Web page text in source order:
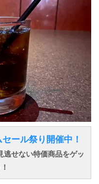
ール祭り開催中！
せない特価商品をゲッ